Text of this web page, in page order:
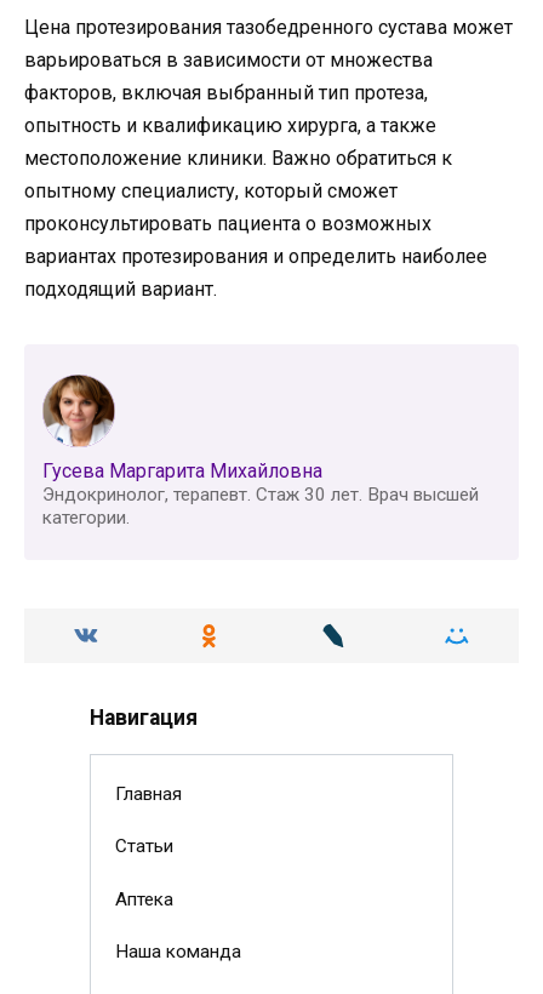
Цена протезирования тазобедренного сустава может
варьироваться в зависимости от множества
факторов, включая выбранный тип протеза,
опытность и квалификацию хирурга, а также
местоположение клиники. Важно обратиться к
опытному специалисту, который сможет
проконсультировать пациента о возможных
вариантах протезирования и определить наиболее
подходящий вариант.
Гусева Маргарита Михайловна
Эндокринолог, терапевт. Стаж 30 лет. Врач высшей
категории.
Навигация
Главная
Статьи
Аптека
Наша команда